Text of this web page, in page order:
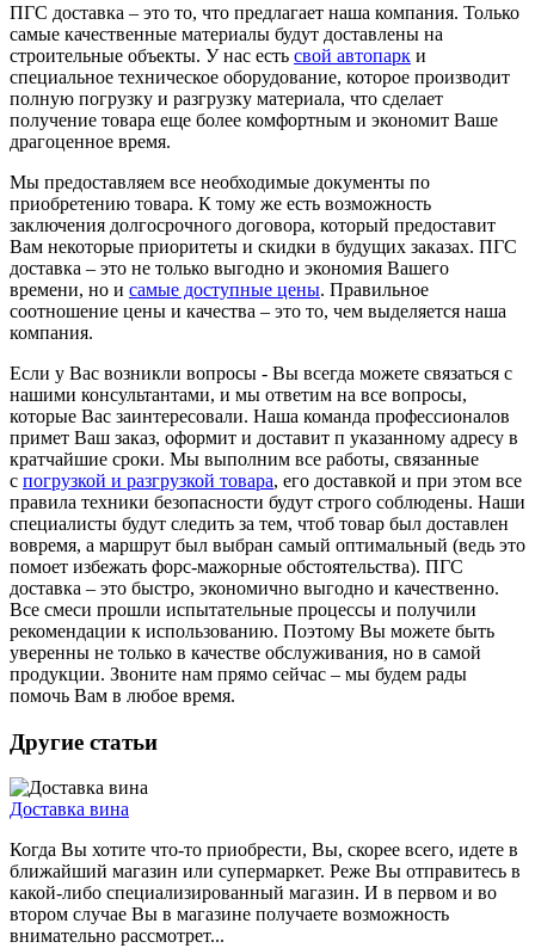
ПГС доставка – это то, что предлагает наша компания. Только
самые качественные материалы будут доставлены на
строительные объекты. У нас есть свой автопарк и
специальное техническое оборудование, которое производит
полную погрузку и разгрузку материала, что сделает
получение товара еще более комфортным и экономит Ваше
драгоценное время.
Мы предоставляем все необходимые документы по
приобретению товара. К тому же есть возможность
заключения долгосрочного договора, который предоставит
Вам некоторые приоритеты и скидки в будущих заказах. ПГС
доставка – это не только выгодно и экономия Вашего
времени, но и самые доступные цены. Правильное
соотношение цены и качества – это то, чем выделяется наша
компания.
Если у Вас возникли вопросы - Вы всегда можете связаться с
нашими консультантами, и мы ответим на все вопросы,
которые Вас заинтересовали. Наша команда профессионалов
примет Ваш заказ, оформит и доставит п указанному адресу в
кратчайшие сроки. Мы выполним все работы, связанные
с погрузкой и разгрузкой товара, его доставкой и при этом все
правила техники безопасности будут строго соблюдены. Наши
специалисты будут следить за тем, чтоб товар был доставлен
вовремя, а маршрут был выбран самый оптимальный (ведь это
помоет избежать форс-мажорные обстоятельства). ПГС
доставка – это быстро, экономично выгодно и качественно.
Все смеси прошли испытательные процессы и получили
рекомендации к использованию. Поэтому Вы можете быть
уверенны не только в качестве обслуживания, но в самой
продукции. Звоните нам прямо сейчас – мы будем рады
помочь Вам в любое время.
Другие статьи
Доставка вина
Когда Вы хотите что-то приобрести, Вы, скорее всего, идете в
ближайший магазин или супермаркет. Реже Вы отправитесь в
какой-либо специализированный магазин. И в первом и во
втором случае Вы в магазине получаете возможность
внимательно рассмотрет...